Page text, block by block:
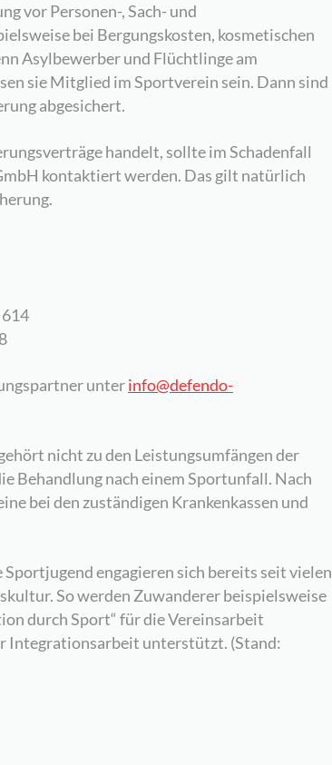
vor Personen-, Sach- und
bei Bergungskosten, kosmetischen
Asylbewerber und Flüchtlinge am
sie Mitglied im Sportverein sein. Dann sind
abgesichert.
handelt, sollte im Schadenfall
kontaktiert werden. Das gilt natürlich
unterinfo@defendo-
nicht zu den Leistungsumfängen der
Behandlung nach einem Sportunfall. Nach
bei den zuständigen Krankenkassen und
engagieren sich bereits seit vielen
So werden Zuwanderer beispielsweise
durch Sport“ für die Vereinsarbeit
Integrationsarbeit unterstützt. (Stand: